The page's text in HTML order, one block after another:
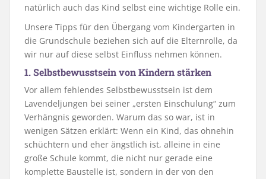
natürlich auch das Kind selbst eine wichtige Rolle ein.
Unsere Tipps für den Übergang vom Kindergarten in
die Grundschule beziehen sich auf die Elternrolle, da
wir nur auf diese selbst Einfluss nehmen können.
1. Selbstbewusstsein von Kindern stärken
Vor allem fehlendes Selbstbewusstsein ist dem
Lavendeljungen bei seiner „ersten Einschulung“ zum
Verhängnis geworden. Warum das so war, ist in
wenigen Sätzen erklärt: Wenn ein Kind, das ohnehin
schüchtern und eher ängstlich ist, alleine in eine
große Schule kommt, die nicht nur gerade eine
komplette Baustelle ist, sondern in der von den